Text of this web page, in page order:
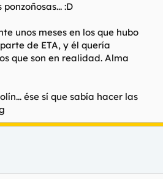
:D
unos meses en los que hubo
de ETA, y él quería
que son en realidad. Alma
ése sí que sabía hacer las